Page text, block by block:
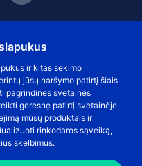
ir kitas sekimo
jūsų naršymo patirtį šiais
pagrindines svetainės
geresnę patirtį svetainėje,
mūsų produktais ir
rinkodaros sąveiką,
skelbimus.
saugomas. Kopijuoti